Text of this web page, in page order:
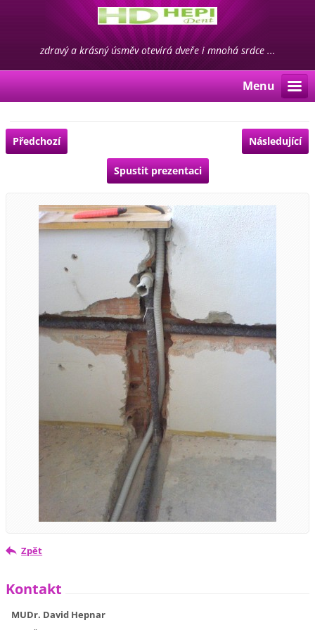
zdravý a krásný úsměv otevírá dveře i mnohá srdce ...
Menu
Předchozí Následující
Spustit prezentaci
Zpět
Kontakt
MUDr. David Hepnar